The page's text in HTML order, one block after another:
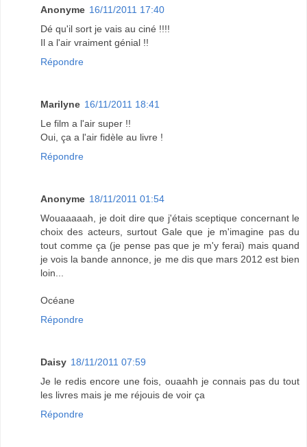
Anonyme 16/11/2011 17:40
Dé qu'il sort je vais au ciné !!!!
Il a l'air vraiment génial !!
Répondre
Marilyne 16/11/2011 18:41
Le film a l'air super !!
Oui, ça a l'air fidèle au livre !
Répondre
Anonyme 18/11/2011 01:54
Wouaaaaah, je doit dire que j'étais sceptique concernant le
choix des acteurs, surtout Gale que je m'imagine pas du
tout comme ça (je pense pas que je m'y ferai) mais quand
je vois la bande annonce, je me dis que mars 2012 est bien
loin...
Océane
Répondre
Daisy 18/11/2011 07:59
Je le redis encore une fois, ouaahh je connais pas du tout
les livres mais je me réjouis de voir ça
Répondre